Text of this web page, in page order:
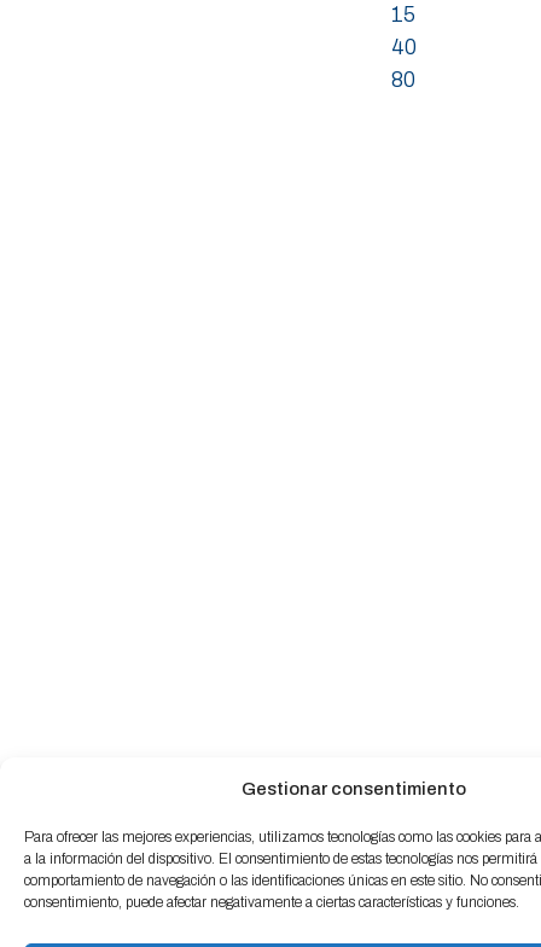
Gestionar consentimiento
Para ofrecer las mejores experiencias, utilizamos tecnologías como las cookies para
a la información del dispositivo. El consentimiento de estas tecnologías nos permitirá
comportamiento de navegación o las identificaciones únicas en este sitio. No
consentimiento, puede afectar negativamente a ciertas características y funciones.
15
40
80